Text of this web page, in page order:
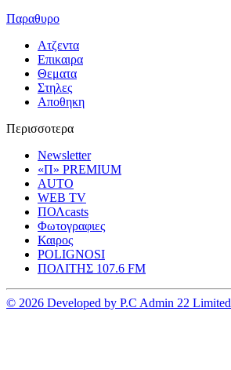
Παραθυρο
Ατζεντα
Επικαιρα
Θεματα
Στηλες
Αποθηκη
Περισσοτερα
Newsletter
«Π» PREMIUM
AUTO
WEB TV
ΠΟΛcasts
Φωτογραφιες
Καιρος
POLIGNOSI
ΠΟΛΙΤΗΣ 107.6 FM
© 2026 Developed by P.C Admin 22 Limited